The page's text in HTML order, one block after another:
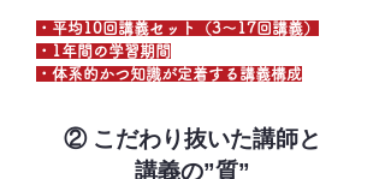
・平均10回講義セット（3〜17回講義）
・1年間の学習期間
・体系的かつ知識が定着する講義構成
② こだわり抜いた講師と
講義の”質”